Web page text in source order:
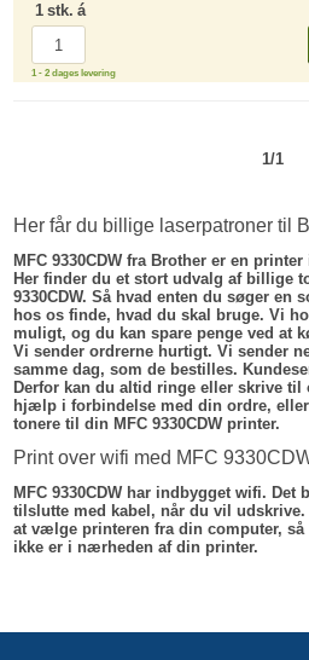
1 stk. á
1 - 2 dages levering
1/1
Her får du billige laserpatroner til
MFC 9330CDW fra Brother er en
Her finder du et stort udvalg af billige
9330CDW. Så hvad enten du søger en
hos os finde, hvad du skal bruge. Vi
muligt, og du kan spare penge ved at
Vi sender ordrerne hurtigt. Vi sender
samme dag, som de bestilles.
Derfor kan du altid ringe eller skrive
hjælp i forbindelse med din ordre,
tonere til din MFC 9330CDW printer.
Print over wifi med MFC
MFC 9330CDW har indbygget wifi. Det
tilslutte med kabel, når du vil udskrive.
at vælge printeren fra din computer,
ikke er i nærheden af din printer.